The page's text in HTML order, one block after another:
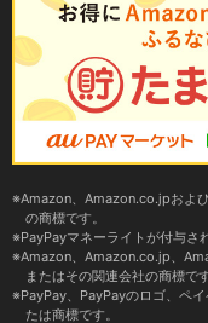
Amazon、Amazon.co.jpおよ
の商標です。
PayPayマネーライトが付与さ
Amazon、Amazon.co.jp、
またはその関連会社の商標です
PayPay、PayPayのロゴ、ペ
たは商標です。